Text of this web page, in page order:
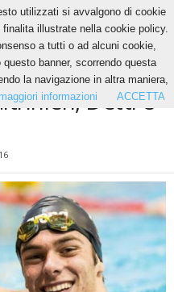
Detti e Dotto inarrivabili
Detti e
utilizzati si avvalgono di cookie
illustrate nella cookie policy.
a tutti o ad alcuni cookie,
banner, scorrendo questa
la navigazione in altra maniera,
maggiori informazioni ACCETTA